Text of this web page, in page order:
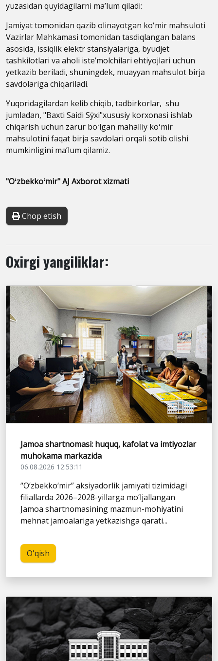
yuzasidan quyidagilarni maʼlum qiladi:
Jamiyat tomonidan qazib olinayotgan koʻmir mahsuloti
Vazirlar Mahkamasi tomonidan tasdiqlangan balans
asosida, issiqlik elektr stansiyalariga, byudjet
tashkilotlari va aholi isteʼmolchilari ehtiyojlari uchun
yetkazib beriladi, shuningdek, muayyan mahsulot birja
savdolariga chiqariladi.
Yuqoridagilardan kelib chiqib, tadbirkorlar, shu
jumladan, "Baxti Saidi Sӯxi"xususiy korxonasi ishlab
chiqarish uchun zarur boʻlgan mahalliy koʻmir
mahsulotini faqat birja savdolari orqali sotib olishi
mumkinligini maʼlum qilamiz.
"Oʻzbekkoʻmir" AJ Axborot xizmati
Chop etish
Oxirgi yangiliklar:
Jamoa shartnomasi: huquq, kafolat va imtiyozlar
muhokama markazida
06.08.2026 12:53:11
“O‘zbekko‘mir” aksiyadorlik jamiyati tizimidagi
filiallarda 2026–2028-yillarga mo‘ljallangan
Jamoa shartnomasining mazmun-mohiyatini
mehnat jamoalariga yetkazishga qarati...
O'qish